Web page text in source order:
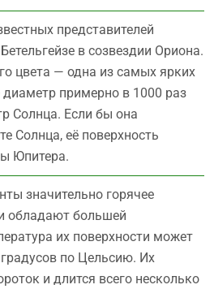
представителей
в созвездии Ориона.
цвета — одна из самых ярких
диаметр примерно в 1000 раз
Солнца. Если бы она
Солнца, её поверхность
Юпитера.
значительно горячее
обладают большей
их поверхности может
по Цельсию. Их
и длится всего несколько